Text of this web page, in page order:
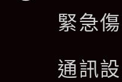
開
緊急
通訊